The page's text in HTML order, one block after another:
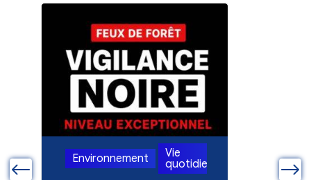
Environnement
Vie
quotidienne